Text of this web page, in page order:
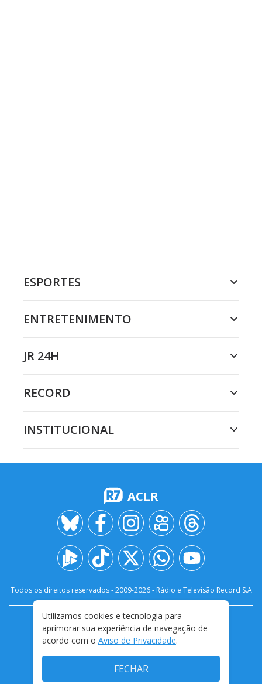
ESPORTES
ENTRETENIMENTO
JR 24H
RECORD
INSTITUCIONAL
ACLR
Todos os direitos reservados - 2009-2026- Rádio e Televisão Record S.A
FALE CONOSCO
PRIVACIDADE
TERMOS E CONDIÇÕES DE USO
Utilizamos cookies e tecnologia para
aprimorar sua experiência de navegação de
acordo com o Aviso de Privacidade.
FECHAR